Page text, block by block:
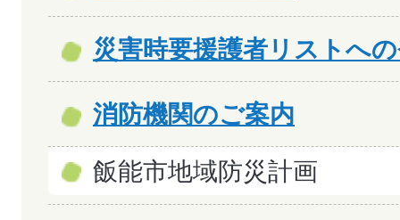
災害時要援護者リストへ
消防機関のご案内
飯能市地域防災計画